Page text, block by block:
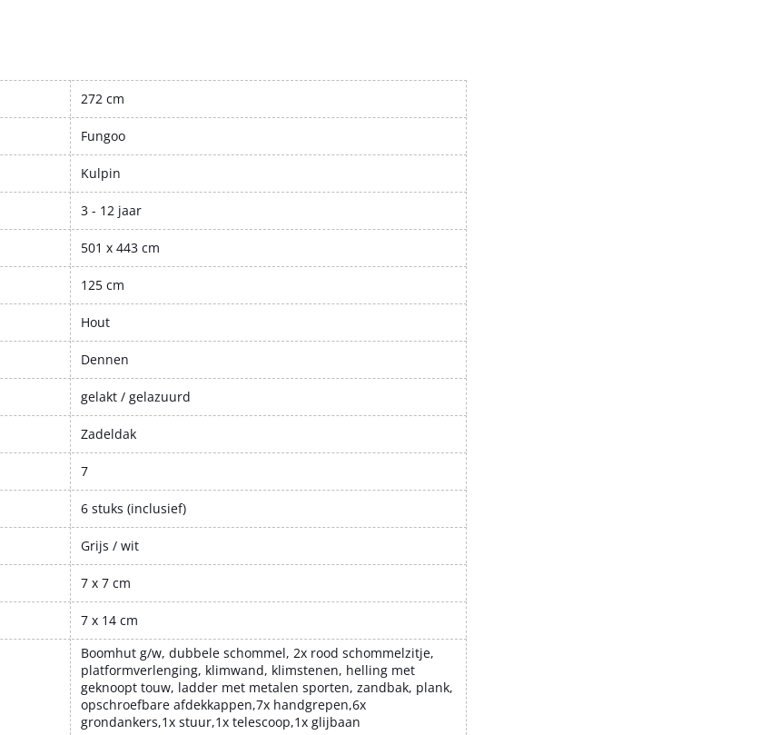
272 cm
Fungoo
Kulpin
3 - 12 jaar
501 x 443 cm
125 cm
Hout
Dennen
gelakt / gelazuurd
Zadeldak
7
6 stuks (inclusief)
Grijs / wit
7 x 7 cm
7 x 14 cm
Boomhut g/w, dubbele schommel, 2x rood schommelzitje,
platformverlenging, klimwand, klimstenen, helling met
geknoopt touw, ladder met metalen sporten, zandbak, plank,
opschroefbare afdekkappen,7x handgrepen,6x
grondankers,1x stuur,1x telescoop,1x glijbaan